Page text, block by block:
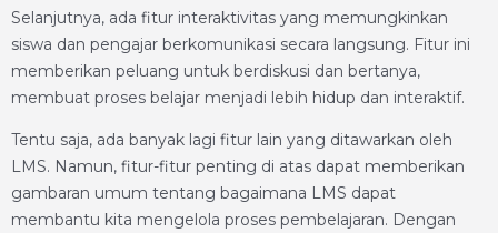
Selanjutnya, ada fitur interaktivitas yang memungkinkan
siswa dan pengajar berkomunikasi secara langsung. Fitur ini
memberikan peluang untuk berdiskusi dan bertanya,
membuat proses belajar menjadi lebih hidup dan interaktif.
Tentu saja, ada banyak lagi fitur lain yang ditawarkan oleh
LMS. Namun, fitur-fitur penting di atas dapat memberikan
gambaran umum tentang bagaimana LMS dapat
membantu kita mengelola proses pembelajaran. Dengan